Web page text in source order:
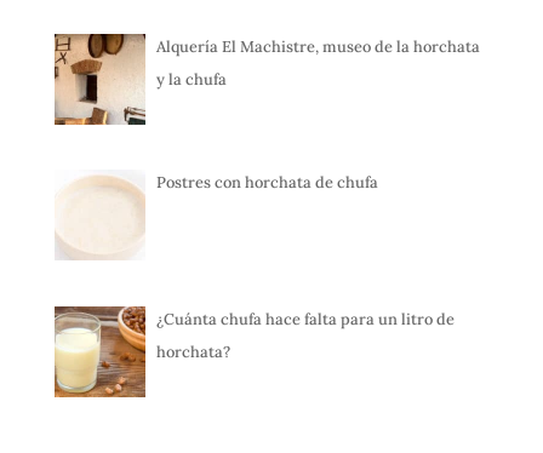
Alquería El Machistre, museo de la horchata
y la chufa
Postres con horchata de chufa
¿Cuánta chufa hace falta para un litro de
horchata?